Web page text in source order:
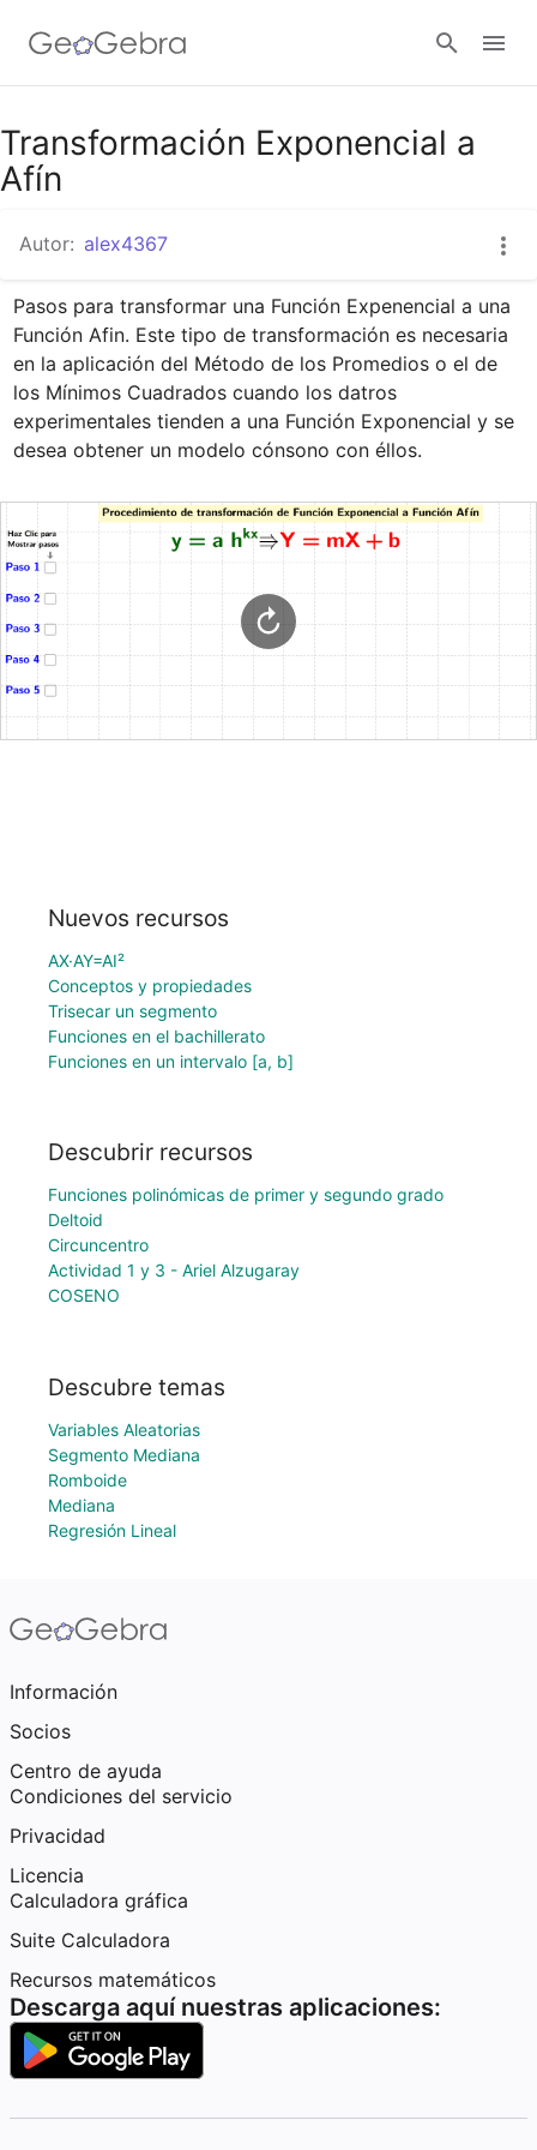
Google Classroom
Abrir sesión
Transformación Exponencial a
Afín
Autor: alex4367
Pasos para transformar una Función Expenencial a una
Función Afin. Este tipo de transformación es necesaria
en la aplicación del Método de los Promedios o el de
los Mínimos Cuadrados cuando los datros
experimentales tienden a una Función Exponencial y se
desea obtener un modelo cónsono con éllos.
Nuevos recursos
AX·AY=AI²
Conceptos y propiedades
Trisecar un segmento
Funciones en el bachillerato
Funciones en un intervalo [a, b]
Descubrir recursos
Funciones polinómicas de primer y segundo grado
Deltoid
Circuncentro
Actividad 1 y 3 - Ariel Alzugaray
COSENO
Descubre temas
Variables Aleatorias
Segmento Mediana
Romboide
Mediana
Regresión Lineal
Información
Socios
Centro de ayuda
Condiciones del servicio
Privacidad
Licencia
Calculadora gráfica
Suite Calculadora
Recursos matemáticos
Descarga aquí nuestras aplicaciones: